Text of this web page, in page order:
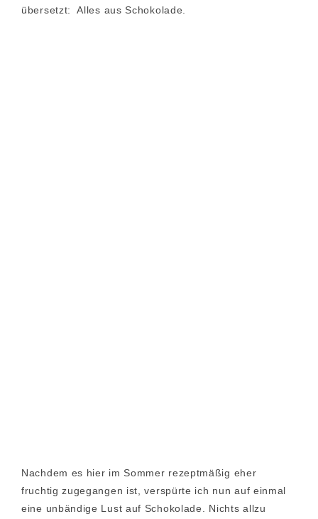
übersetzt: Alles aus Schokolade.
Nachdem es hier im Sommer rezeptmäßig eher
fruchtig zugegangen ist, verspürte ich nun auf einmal
eine unbändige Lust auf Schokolade. Nichts allzu